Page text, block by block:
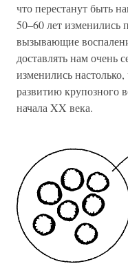
что перестанут быть
50–60 лет
вызывающие
доставлять нам очень
изменились
развитию крупозного
начала XX века.